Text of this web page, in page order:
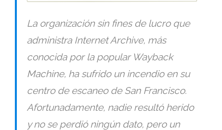
La organización sin fines de lucro que
administra Internet Archive, más
conocida por la popular Wayback
Machine, ha sufrido un incendio en su
centro de escaneo de San Francisco.
Afortunadamente, nadie resultó herido
y no se perdió ningún dato, pero un